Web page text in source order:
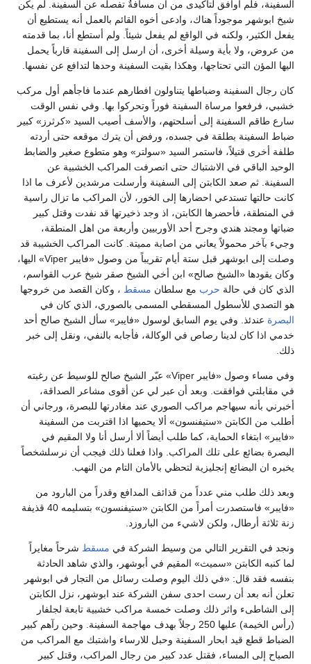
السفينة، فلم أوافق لتأكيدى من أن مسافةٌ تفصله عن السفينة. لم يكن
شيخ ابوشهر موجوداً هناك، وادعى أخوه القائم بالعمل أنه يستطيع أن
يفعل الكثير، ولكنه في الواقع لم يفعل شيئاً. ولم أستطع أنا، بما قدمته
من عروض، ولا بأية وسيلة أخرى، أن ارسل إلى السفينة قارباً يحمل
اليها المؤن التي تحتاجها، وهكذا بقيت السفينة وحدها لتدافع عن نفسها.
كان رجال السفينة وضباطها يتناولون افطارهم عندما فاجأهم أول مركب
خشبي، فرفعوا مرساة السفينة فوراً وتحركوا بها. وفي نفس الوقت
سارع طاقم السفينة إلى أسلحتهم، والأسف أصيب السيد «كرثرز» كبير
ضباط السفينة بطلقة في جسده، ورفض أن يترك موقعه حتى أردته
طلفة أخرى قتيلاً، فاستمر السيد «سولتر» وهو متطوع صغير والضابط
الوحيد الباقي في الاشتباك حتى انصرفت المراكب الخشبية عن
السفينة. ثم صعد الكابتن إلى السفينة وأرسلت مرشدين لأعرف ما اذا
كانت حالتها تستدعي احضارها إلى الخور، لأن المراكب ما تزال راسية
في المنطقة، فأحضرها الكابتن، اذ وجد ذخيرتها قد نفدت وقتل كبير
ضباتها ومجند هندي وجرح أحد الأوربيين وأربعة من اهل المنطقة،
وجيء بآخر محمولاً يعاني من اصابة مميتة. كانت المراكب الخشيبة قد
وصلت إلى ابوشهر قبل ستة أيام تقريباً من وصول «فايبر Viper» اليها،
وكان يقودها «الشيخ صالح» ابن أخي الشيخ صقر شيخ عرب القواسم،
الذي كان في حالة حرب مع سلطان مسقط ، وكان القصد من خروجها
هو التصدي للأسطول المسقطي المسمى بالصوري، الذي كان في
البصرة عندئذ. وفي يوم السابق لوسول «فايبر» سأل الشيخ صالح أحد
خدمي اذا كان لدينا رصاص في الوكالة، فأجابه بالنفي، ونقل إلى خبر
ذلك.
وفي مساء وصول «فايبر Viper» عبّر الشيخ صالح للوسيط عن رغبته
في مقابلتي فوافقت. وبعد أن عبر لي عن أقوى مشاعر الصداقة،
أخبرني بأنه سيهاجم مراكب الصوري عند مغادرتها للبصرة، ورجاني أن
أطلب من الكابتن «ستيفنسون» ألا يحميها اذا اقتربت من السفينة
«فايبر» ابتغاء الحماية، كما طلب أيضاً ألا أرسل أنا ولا المقيم في
البصرة بضائع على تلك المراكب. واذا فعلنا ذلك فيجب أن نرسلشخصاً
يخبره ان البضائع إنجليزية لتحظي بالأمان التام من النهب.
وبعد ذلك طلب مني عدداً من قذائف المدافع وقدراً من البارود من
«فايبر» فاستصدرت أمراً من الكابتن «ستيفنسون» بتسليمه 40 قذيفة
زنة ثلاثة أرطال، ولكن لاشيء من الباروزد.
ونجد في التقرير التالي من وسيط الشركة في مسقط شرحاً مغايراً
لما كنبه الكابتن «سميث» المقيم في أبوشهر، والذي شاهد الحادثة
بنفسه فقد قال: «في ذلك اليوم وصلت رسائل من التجار في ابوشهر
تعلن أنه بعد أن رست احدى سفن الشركة عند ابوشهر، نزل الكابتن
إلى الشاطىء واثر ذلك وصلت خمسة مراكب خشبية تابعة لجلفار
(رأس الخيمة) عليها 250 رجلاً بهدف مهاجمة السفينة. وحين رآهم كبير
الضباط قطع قيد ابحار السفينة وحبل للارساء واشتبك مع المراكب من
الصباح إلى المساء، فقتل عدد كبير من رجال المراكب، وقتل كبير